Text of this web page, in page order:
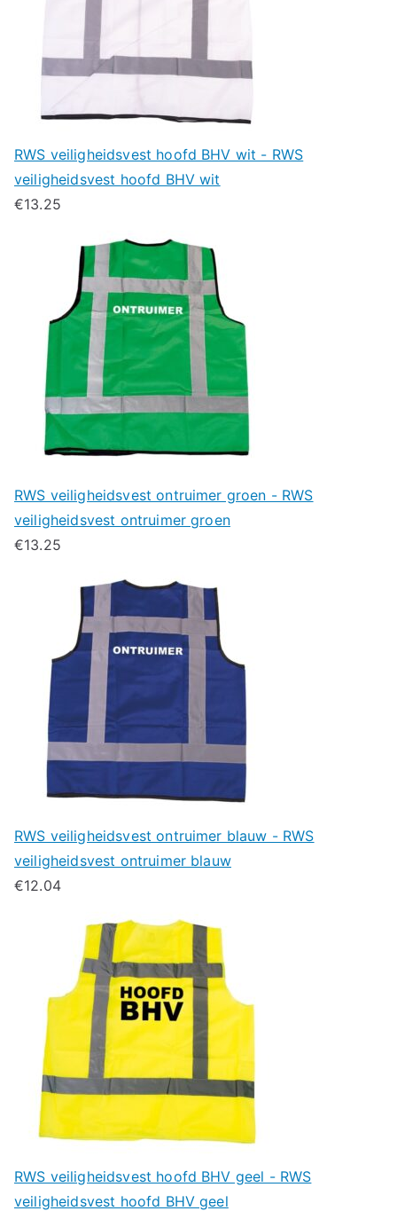
RWS veiligheidsvest hoofd BHV wit - RWS
veiligheidsvest hoofd BHV wit
€13.25
RWS veiligheidsvest ontruimer groen - RWS
veiligheidsvest ontruimer groen
€13.25
RWS veiligheidsvest ontruimer blauw - RWS
veiligheidsvest ontruimer blauw
€12.04
RWS veiligheidsvest hoofd BHV geel - RWS
veiligheidsvest hoofd BHV geel